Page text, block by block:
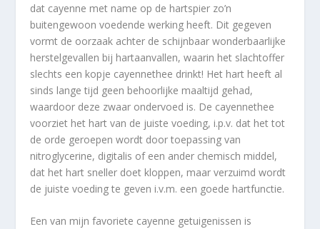
dat cayenne met name op de hartspier zo’n
buitengewoon voedende werking heeft. Dit gegeven
vormt de oorzaak achter de schijnbaar wonderbaarlijke
herstelgevallen bij hartaanvallen, waarin het slachtoffer
slechts een kopje cayennethee drinkt! Het hart heeft al
sinds lange tijd geen behoorlijke maaltijd gehad,
waardoor deze zwaar ondervoed is. De cayennethee
voorziet het hart van de juiste voeding, i.p.v. dat het tot
de orde geroepen wordt door toepassing van
nitroglycerine, digitalis of een ander chemisch middel,
dat het hart sneller doet kloppen, maar verzuimd wordt
de juiste voeding te geven i.v.m. een goede hartfunctie.
Een van mijn favoriete cayenne getuigenissen is